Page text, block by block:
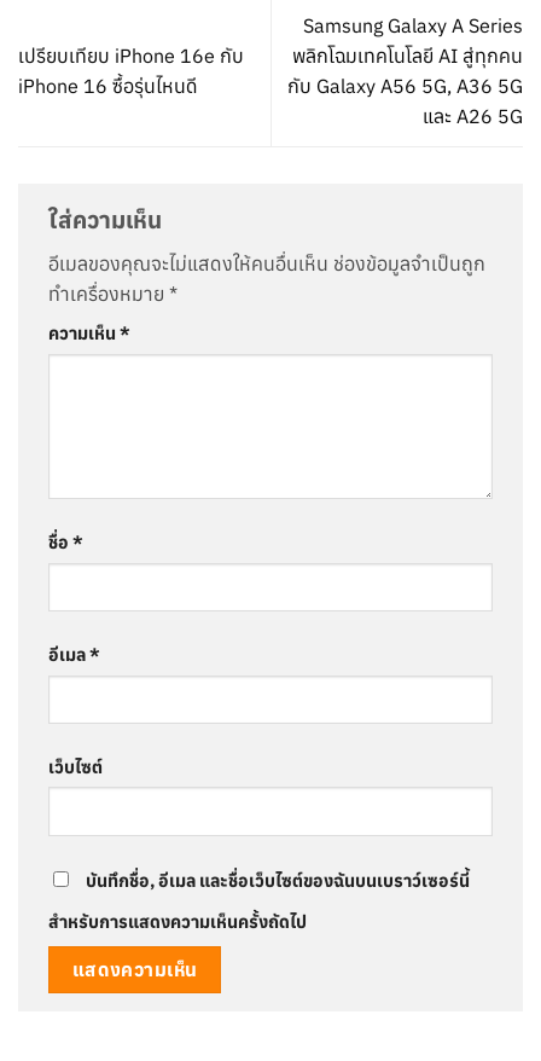
เปรียบเทียบ iPhone 16e กับ
iPhone 16 ซื้อรุ่นไหนดี
Samsung Galaxy A Series
พลิกโฉมเทคโนโลยี AI สู่ทุกคน
กับ Galaxy A56 5G, A36 5G
และ A26 5G
ใส่ความเห็น
อีเมลของคุณจะไม่แสดงให้คนอื่นเห็น ช่องข้อมูลจำเป็นถูก
ทำเครื่องหมาย *
ความเห็น *
ชื่อ *
อีเมล*
เว็บไซต์
บันทึกชื่อ, อีเมล และชื่อเว็บไซต์ของฉันบนเบราว์เซอร์นี้
สำหรับการแสดงความเห็นครั้งถัดไป